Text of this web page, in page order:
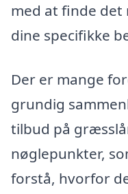
med at finde
dine specifikke
Der er mange
grundig
tilbud på
nøglepunkter,
forstå, hvorfor